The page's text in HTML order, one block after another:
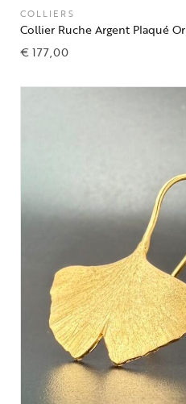
COLLIERS
Collier Ruche Argent Plaqué Or
€177,00